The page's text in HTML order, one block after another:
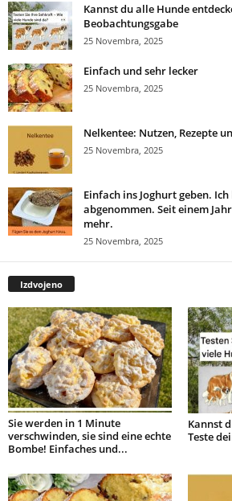
Kannst du alle Hunde
Beobachtungsgabe
25 Novembra, 2025
Einfach und sehr lecker
25 Novembra, 2025
Nelkentee: Nutzen, Rezepte
25 Novembra, 2025
Einfach ins Joghurt geben.
abgenommen. Seit einem
mehr.
25 Novembra, 2025
Izdvojeno
Sie werden in 1 Minute
verschwinden, sie sind eine echte
Bombe! Einfaches und...
Kannst
Teste